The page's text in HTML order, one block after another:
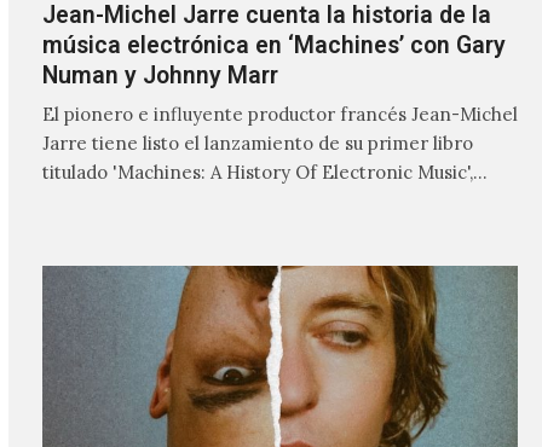
Jean-Michel Jarre cuenta la historia de la
música electrónica en ‘Machines’ con Gary
Numan y Johnny Marr
El pionero e influyente productor francés Jean-Michel
Jarre tiene listo el lanzamiento de su primer libro
titulado 'Machines: A History Of Electronic Music',